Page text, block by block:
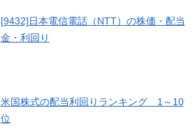
[9432]日本電信電話（NTT）の株価・配当
金・利回り
米国株式の配当利回りランキング 1～10
位